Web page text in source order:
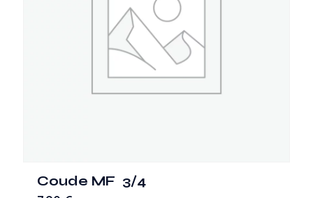
Coude MF 3/4